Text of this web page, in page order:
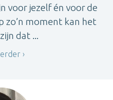
voor jezelf én voor de
zo’n moment kan het
dat ...